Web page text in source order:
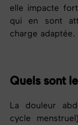
elle impacte
qui en sont
charge adaptée.
Quels sont
La douleur
cycle menstruel